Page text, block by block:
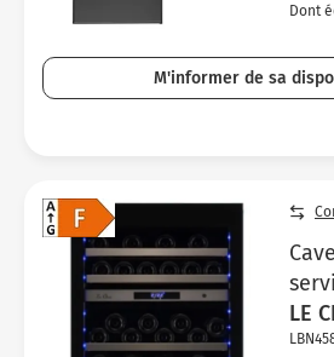
Dont
M'informer de sa
LE